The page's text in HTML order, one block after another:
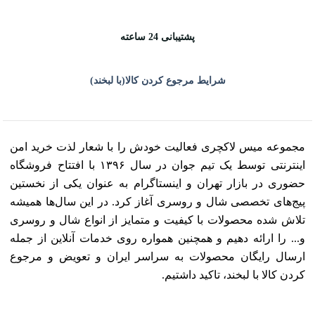
پشتیبانی 24 ساعته
شرایط مرجوع کردن کالا(با لبخند)
مجموعه میس لاکچری فعالیت خودش را با شعار لذت خرید امن
اینترنتی توسط یک تیم جوان در سال ۱۳۹۶ با افتتاح فروشگاه
حضوری در بازار تهران و اینستاگرام به عنوان یکی از نخستین
پیج‌های تخصصی شال و روسری آغاز کرد. در این سال‌ها همیشه
تلاش شده محصولات با کیفیت و متمایز از انواع شال و روسری
و... را ارائه دهیم و همچنین همواره روی خدمات آنلاین از جمله
ارسال رایگان محصولات به سراسر ایران و تعویض و مرجوع
کردن کالا با لبخند، تاکید داشتیم.